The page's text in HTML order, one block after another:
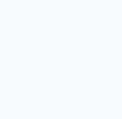
lágrimas,